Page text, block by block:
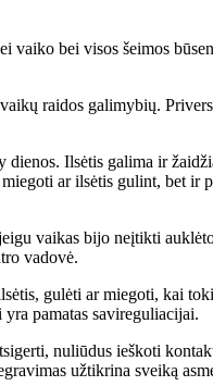
vaiko bei visos šeimos
raidos galimybių.
Ilsėtis galima ir
ar ilsėtis gulint, bet
vaikas bijo neįtikti
vadovė.
gulėti ar miegoti, kai
pamatas savireguliacijai.
nuliūdus ieškoti
užtikrina sveiką